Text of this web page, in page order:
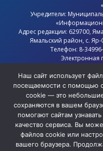
Учредители:
Адрес редакции: 629700,
Ямальский район, с. Яр-
Телефон: 8-
Электронная
Политика
Наш сайт использует
посещаемости с помощью
cookie — это
сохраняются в вашем
помогают сайтам
качество сервиса. Вы
файлов cookie или
вашего браузера.